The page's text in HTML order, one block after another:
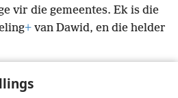
vir die gemeentes. Ek is die
+ van Dawid, en die helder